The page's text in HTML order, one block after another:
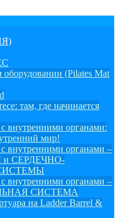
(Pilates Mat
там, где начинается
внутренними органами:
мир!
внутренними органами –
СЕРДЕЧНО-
внутренними органами –
СИСТЕМА
на Ladder Barrel &